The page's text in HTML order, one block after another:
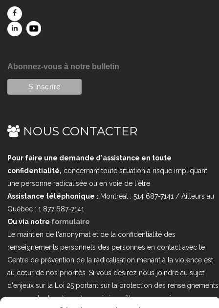
Abonnez-vous à notre bulletin
NOUS CONTACTER
Pour faire une demande d'assistance en toute
confidentialité, concernant toute situation à risque impliquant
une personne radicalisée ou en voie de l'être
Assistance téléphonique : Montréal : 514 687-7141 / Ailleurs au
Québec : 1 877 687-7141
Ou via notre formulaire
Le maintien de l'anonymat et de la confidentialité des
renseignements personnels des personnes en contact avec le
Centre de prévention de la radicalisation menant à la violence est
au cœur de nos priorités. Si vous désirez nous joindre au sujet
d'enjeux sur la Loi 25 portant sur la protection des renseignements
personnels dans le secteur privé, veuillez communiquer avec